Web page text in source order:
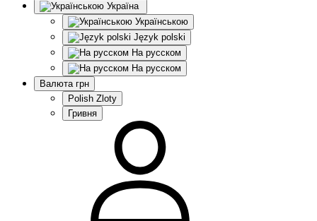
Україна
Українською
Język polski
На русском
На русском
Валюта грн
Polish Zloty
Гривня